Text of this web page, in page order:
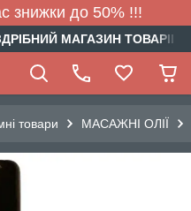
знижки до 50% !!!
МАГАЗИН
товари МАСАЖНІ ОЛІЇ